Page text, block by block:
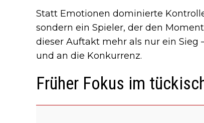
Statt Emotionen dominierte
sondern ein Spieler, der den
dieser Auftakt mehr als nur ein Sieg
und an die Konkurrenz.
Früher Fokus im